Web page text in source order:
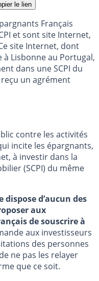
le lien
Français
et sont site Internet,
site Internet, dont
Lisbonne au Portugal,
dans une SCPI du
un agrément
contre les activités
incite les épargnants,
à investir dans la
(SCPI) du même
dispose d’aucun des
aux
de souscrire à
aux investisseurs
des personnes
ne pas les relayer
que ce soit.